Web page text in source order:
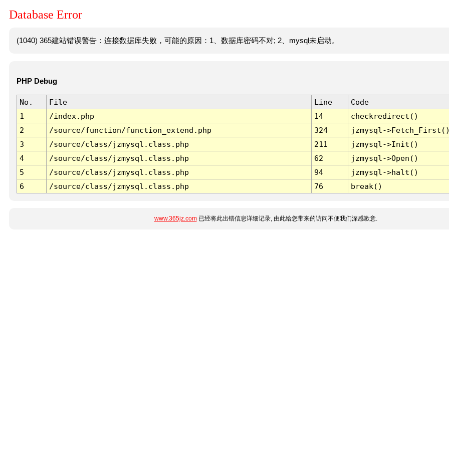
Database Error
(1040) 365建站错误警告：连接数据库失败，可能的原因：1、数据库密码不对; 2、mysql未启动。
PHP Debug
No. File Line
Code
1
/index.php 14
checkredirect()
2
/source/function/function_extend.php 324
jzmysql-
3
/source/class/jzmysql.class.php 211
jzmysql->Init()
4
/source/class/jzmysql.class.php 62
jzmysql->Open()
5
/source/class/jzmysql.class.php 94
jzmysql->halt()
6
/source/class/jzmysql.class.php 76 break()
www.365jz.com已经将此出错信息详细记录, 由此给您带来的访问不便我们深感歉意.